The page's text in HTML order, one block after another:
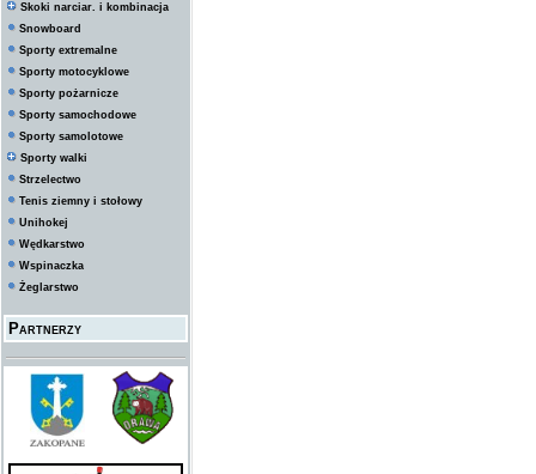
Skoki narciar. i kombinacja
Snowboard
Sporty extremalne
Sporty motocyklowe
Sporty pożarnicze
Sporty samochodowe
Sporty samolotowe
Sporty walki
Strzelectwo
Tenis ziemny i stołowy
Unihokej
Wędkarstwo
Wspinaczka
Żeglarstwo
Partnerzy